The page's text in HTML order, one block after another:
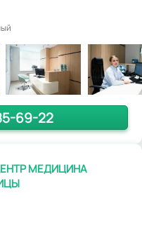
69-22
МЕДИЦИНА